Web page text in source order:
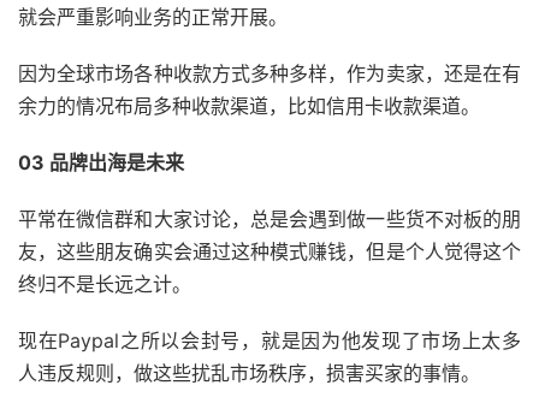
就会严重影响业务的正常开展。
因为全球市场各种收款方式多种多样，作为卖家，还是在有
余力的情况布局多种收款渠道，比如信用卡收款渠道。
03 品牌出海是未来
平常在微信群和大家讨论，总是会遇到做一些货不对板的朋
友，这些朋友确实会通过这种模式赚钱，但是个人觉得这个
终归不是长远之计。
现在Paypal之所以会封号，就是因为他发现了市场上太多
人违反规则，做这些扰乱市场秩序，损害买家的事情。